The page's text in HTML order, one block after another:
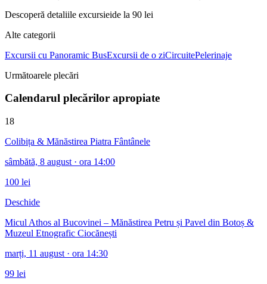
Descoperă detaliile excursieide la 90 lei
Alte categorii
Excursii cu Panoramic BusExcursii de o ziCircuitePelerinaje
Următoarele plecări
Calendarul plecărilor apropiate
18
Colibița & Mănăstirea Piatra Fântânele
sâmbătă, 8 august · ora 14:00
100 lei
Deschide
Micul Athos al Bucovinei – Mănăstirea Petru și Pavel din Botoș &
Muzeul Etnografic Ciocănești
marți, 11 august · ora 14:30
99 lei